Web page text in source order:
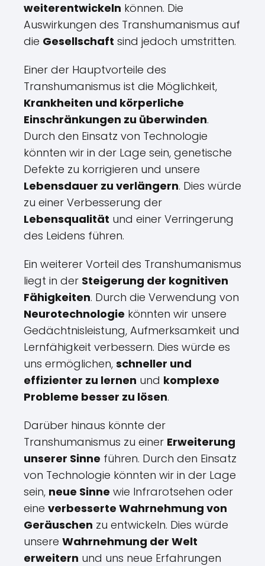
weiterentwickeln können. Die
Auswirkungen des Transhumanismus auf
die Gesellschaft sind jedoch umstritten.
Einer der Hauptvorteile des
Transhumanismus ist die Möglichkeit,
Krankheiten und körperliche
Einschränkungen zu überwinden.
Durch den Einsatz von Technologie
könnten wir in der Lage sein, genetische
Defekte zu korrigieren und unsere
Lebensdauer zu verlängern. Dies würde
zu einer Verbesserung der
Lebensqualität und einer Verringerung
des Leidens führen.
Ein weiterer Vorteil des Transhumanismus
liegt in der Steigerung der kognitiven
Fähigkeiten. Durch die Verwendung von
Neurotechnologie könnten wir unsere
Gedächtnisleistung, Aufmerksamkeit und
Lernfähigkeit verbessern. Dies würde es
uns ermöglichen, schneller und
effizienter zu lernen und komplexe
Probleme besser zu lösen.
Darüber hinaus könnte der
Transhumanismus zu einer Erweiterung
unserer Sinne führen. Durch den Einsatz
von Technologie könnten wir in der Lage
sein, neue Sinne wie Infrarotsehen oder
eine verbesserte Wahrnehmung von
Geräuschen zu entwickeln. Dies würde
unsere Wahrnehmung der Welt
erweitern und uns neue Erfahrungen